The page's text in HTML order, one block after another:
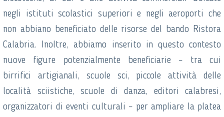
negli istituti scolastici superiori e negli aeroporti che
non abbiano beneficiato delle risorse del bando Ristora
Calabria. Inoltre, abbiamo inserito in questo contesto
nuove figure potenzialmente beneficiarie – tra cui
birrifici artigianali, scuole sci, piccole attività delle
località sciistiche, scuole di danza, editori calabresi,
organizzatori di eventi culturali – per ampliare la platea